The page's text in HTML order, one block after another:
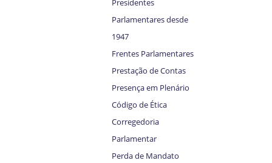
Presidentes
Parlamentares desde
1947
Frentes Parlamentares
Prestação de Contas
Presença em Plenário
Código de Ética
Corregedoria
Parlamentar
Perda de Mandato